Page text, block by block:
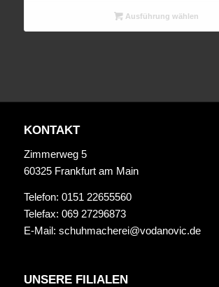
Ausführung wählen
KONTAKT
Zimmerweg 5
60325 Frankfurt am Main
Telefon: 0151 22655560
Telefax: 069 27296873
E-Mail: schuhmacherei@vodanovic.de
UNSERE FILIALEN